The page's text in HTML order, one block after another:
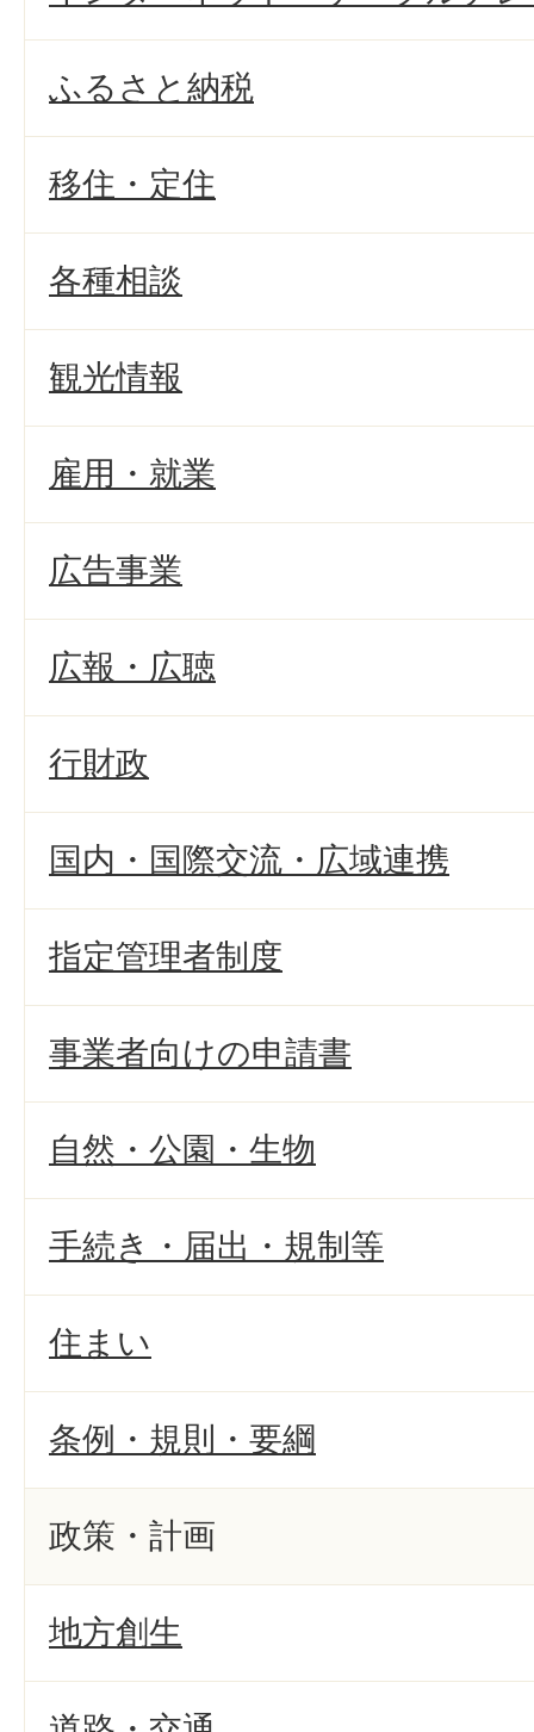
ふるさと納税
移住・定住
各種相談
観光情報
雇用・就業
広告事業
広報・広聴
行財政
国内・国際交流・広域連携
指定管理者制度
事業者向けの申請書
自然・公園・生物
手続き・届出・規制等
住まい
条例・規則・要綱
政策・計画
地方創生